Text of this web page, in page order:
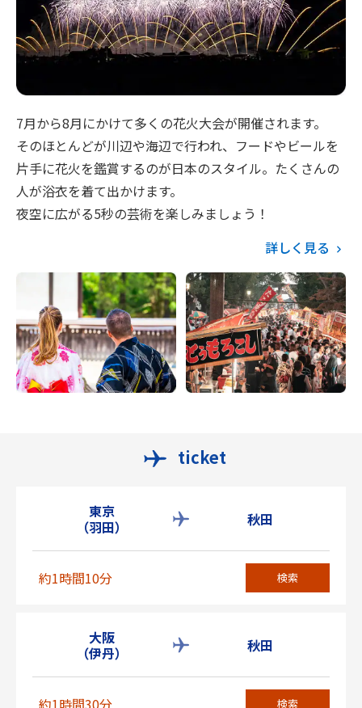
7月から8月にかけて多くの花火大会が開催されます。
そのほとんどが川辺や海辺で行われ、フードやビールを
片手に花火を鑑賞するのが日本のスタイル。たくさんの
人が浴衣を着て出かけます。
夜空に広がる5秒の芸術を楽しみましょう！
詳しく見る
ticket
東京
（羽田）
秋田
約1時間10分 検索
大阪
（伊丹）
秋田
検索